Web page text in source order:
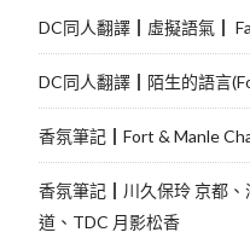
DC同人翻譯┃虛擬語氣┃
DC同人翻譯┃陌生的語言
香氛筆記┃Fort & Manle
香氛筆記┃川久保玲 京都、
道、TDC 月影松香